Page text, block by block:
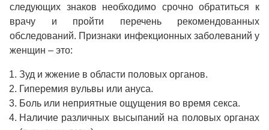
следующих знаков необходимо срочно обратиться к
врачу и пройти перечень рекомендованных
обследований. Признаки инфекционных заболеваний у
женщин – это:
Зуд и жжение в области половых органов.
Гиперемия вульвы или ануса.
Боль или неприятные ощущения во время секса.
Наличие различных высыпаний на половых органах